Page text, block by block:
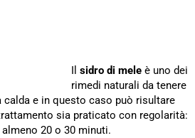
Il sidro di mele è uno dei
rimedi naturali da tenere
e in questo caso può risultare
sia praticato con regolarità:
20 o 30 minuti.